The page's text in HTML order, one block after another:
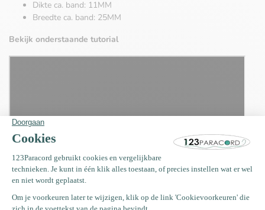
Dikte ca. band: 11MM
Breedte ca. band: 25MM
Bekijk onderstaande tutorial